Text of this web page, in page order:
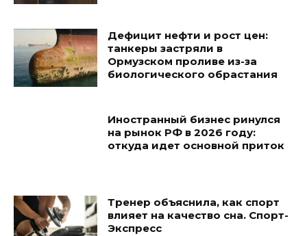
Дефицит нефти и рост цен:
танкеры застряли в
Ормузском проливе из-за
биологического обрастания
Иностранный бизнес ринулся
на рынок РФ в 2026 году:
откуда идет основной приток
Тренер объяснила, как спорт
влияет на качество сна. Спорт-
Экспресс